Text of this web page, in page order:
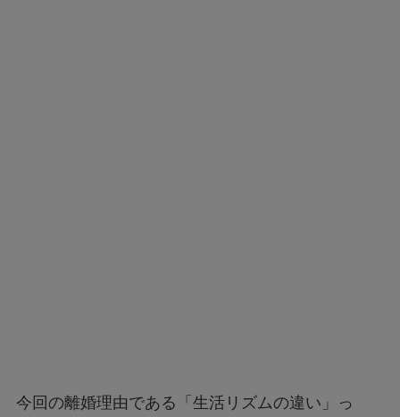
今回の離婚理由である「生活リズムの違い」っ